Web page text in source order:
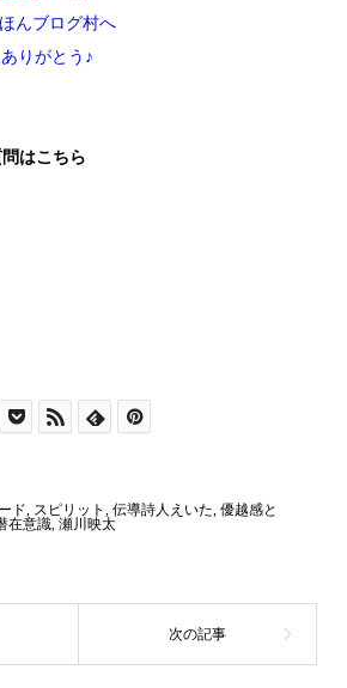
りがとう♪
はこちら
ド, スピリット , 伝導詩人えいた, 優越感と
在意識, 瀬川映太